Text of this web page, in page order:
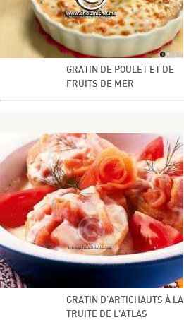
GRATIN DE POULET ET DE
FRUITS DE MER
GRATIN D’ARTICHAUTS À LA
TRUITE DE L’ATLAS